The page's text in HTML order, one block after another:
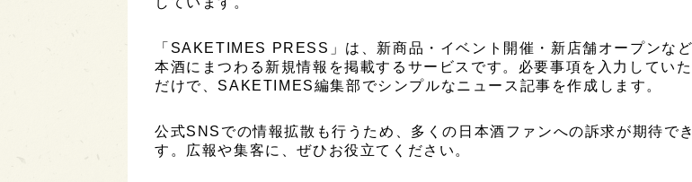
「SAKETIMES PRESS」は、新商品・イベント開催・新店舗オープンなど
本酒にまつわる新規情報を掲載するサービスです。必要事項を入力していた
だけで、SAKETIMES編集部でシンプルなニュース記事を作成します。
公式SNSでの情報拡散も行うため、多くの日本酒ファンへの訴求が期待で
す。広報や集客に、ぜひお役立てください。